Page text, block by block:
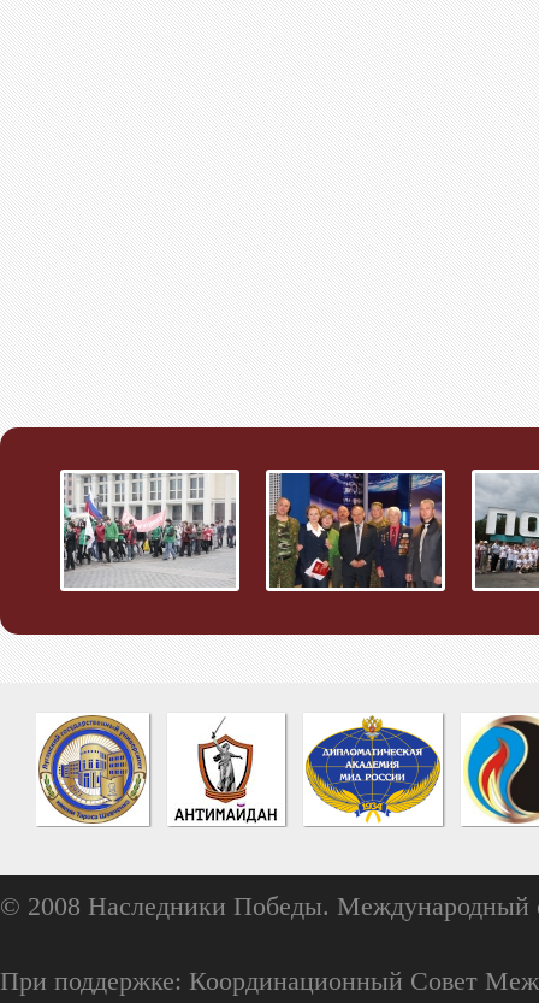
© 2008 Наследники Победы. Международный
При поддержке: Координационный Совет